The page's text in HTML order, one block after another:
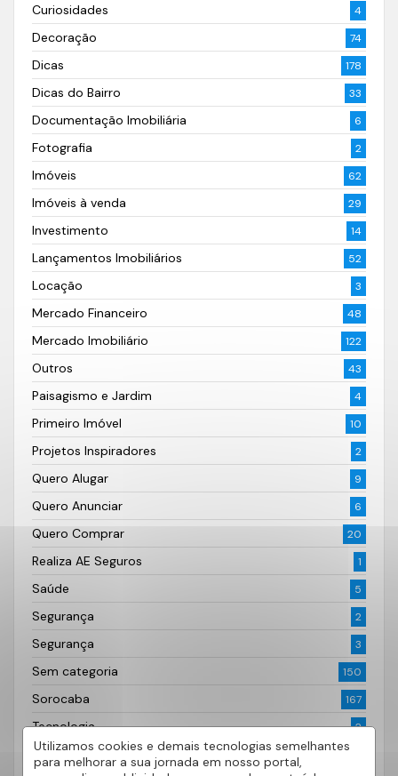
Utilizamos cookies e demais tecnologias semelhantes
para melhorar a sua jornada em nosso portal,
Curiosidades 4
Decoração 74
Dicas 178
Dicas do Bairro 33
Documentação Imobiliária 6
Fotografia 2
Imóveis 62
Imóveis à venda 29
Investimento 14
Lançamentos Imobiliários 52
Locação 3
Mercado Financeiro 48
Mercado Imobiliário 122
Outros 43
Paisagismo e Jardim 4
Primeiro Imóvel 10
Projetos Inspiradores 2
Quero Alugar 9
Quero Anunciar 6
Quero Comprar 20
Realiza AE Seguros 1
Saúde 5
Segurança 2
Segurança 3
Sem categoria 150
Sorocaba 167
Tecnologia 2
Transação Imobiliária